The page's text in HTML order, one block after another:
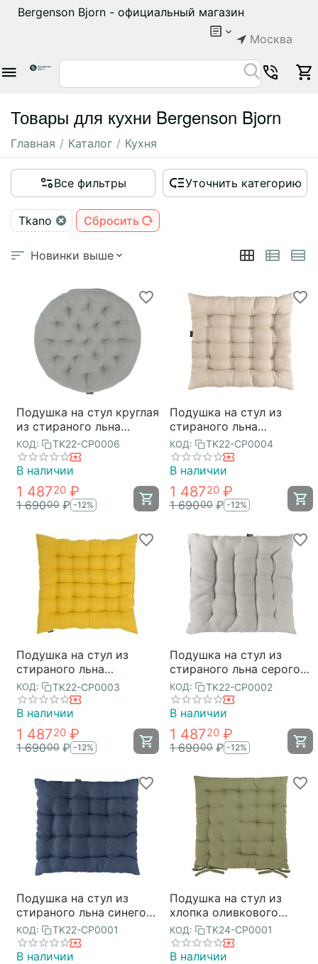
Bergenson Bjorn - официальный магазин
Москва
Товары для кухни Bergenson Bjorn
Главная / Каталог / Кухня
Все фильтры Уточнить категорию
Tkano Сбросить
Новинки выше
Подушка на стул круглая
из стираного льна
серого цвета из
коллекции Essential,
40х40x4 см, Tkano
КОД: TK22-CP0006
В наличии
1 48720 ₽
1 69000 ₽ -12%
Подушка на стул из
стираного льна
бежевого цвета из
коллекции Essential,
40х40x4 см, Tkano
КОД: TK22-CP0004
В наличии
1 48720 ₽
1 69000 ₽ -12%
Подушка на стул из
стираного льна
горчичного цвета из
коллекции Essential,
40х40x4 см, Tkano
КОД: TK22-CP0003
В наличии
1 48720 ₽
1 69000 ₽ -12%
Подушка на стул из
стираного льна серого
цвета из коллекции
Essential, 40х40x4 см,
Tkano
КОД: TK22-CP0002
В наличии
1 48720 ₽
1 69000 ₽ -12%
Подушка на стул из
стираного льна синего
цвета из коллекции
Essential, 40х40x4 см,
Tkano
КОД: TK22-CP0001
В наличии
Подушка на стул из
хлопка оливкового
цвета из коллекции
Essential, 35х35 см,
Tkano
КОД: TK24-CP0001
В наличии